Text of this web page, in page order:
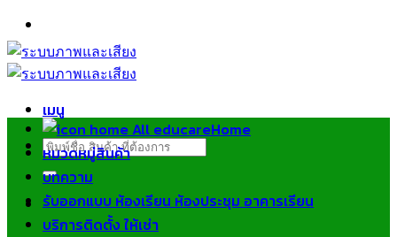
ข้าม
ไป
ยัง
เมนู
ค้นหา:
Home
หมวดหมู่สินค้า
บทความ
รับออกแบบ ห้องเรียน ห้องประชุม อาคารเรียน
บริการติดตั้ง ให้เช่า